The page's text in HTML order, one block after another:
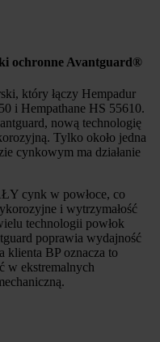
ochronne Avantguard®
który łączy Hempadur
i Hempathane HS 55610.
nową technologię
Tylko około jedna
cynkowym ma działanie
cynk w powłoce, co
i wytrzymałość
technologii powłok
poprawia wydajność
klienta BP oznacza to
w ekstremalnych